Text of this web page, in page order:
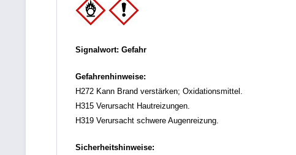
Signalwort: Gefahr
Gefahrenhinweise:
H272 Kann Brand verstärken; Oxidationsmittel.
H315 Verursacht Hautreizungen.
H319 Verursacht schwere Augenreizung.
Sicherheitshinweise: